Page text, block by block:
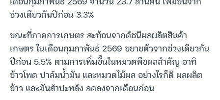
ช่วงเดียวกันปีก่อน 3.3%
ขณะที่ภาคการเกษตร สะท้อนจากดัชนีผลผลิตสินค้า
เกษตร ในเดือนกุมภาพันธ์ 2569 ขยายตัวจากช่วงเดียวกัน
ปีก่อน 5.5% ตามการเพิ่มขึ้นในหมวดพืชผลสำคัญ อาทิ
ข้าวโพด ปาล์มน้ำมัน และหมวดไม้ผล อย่างไรก็ดี ผลผลิต
ข้าว และมันสำปะหลัง ลดลงจากเดือนก่อน